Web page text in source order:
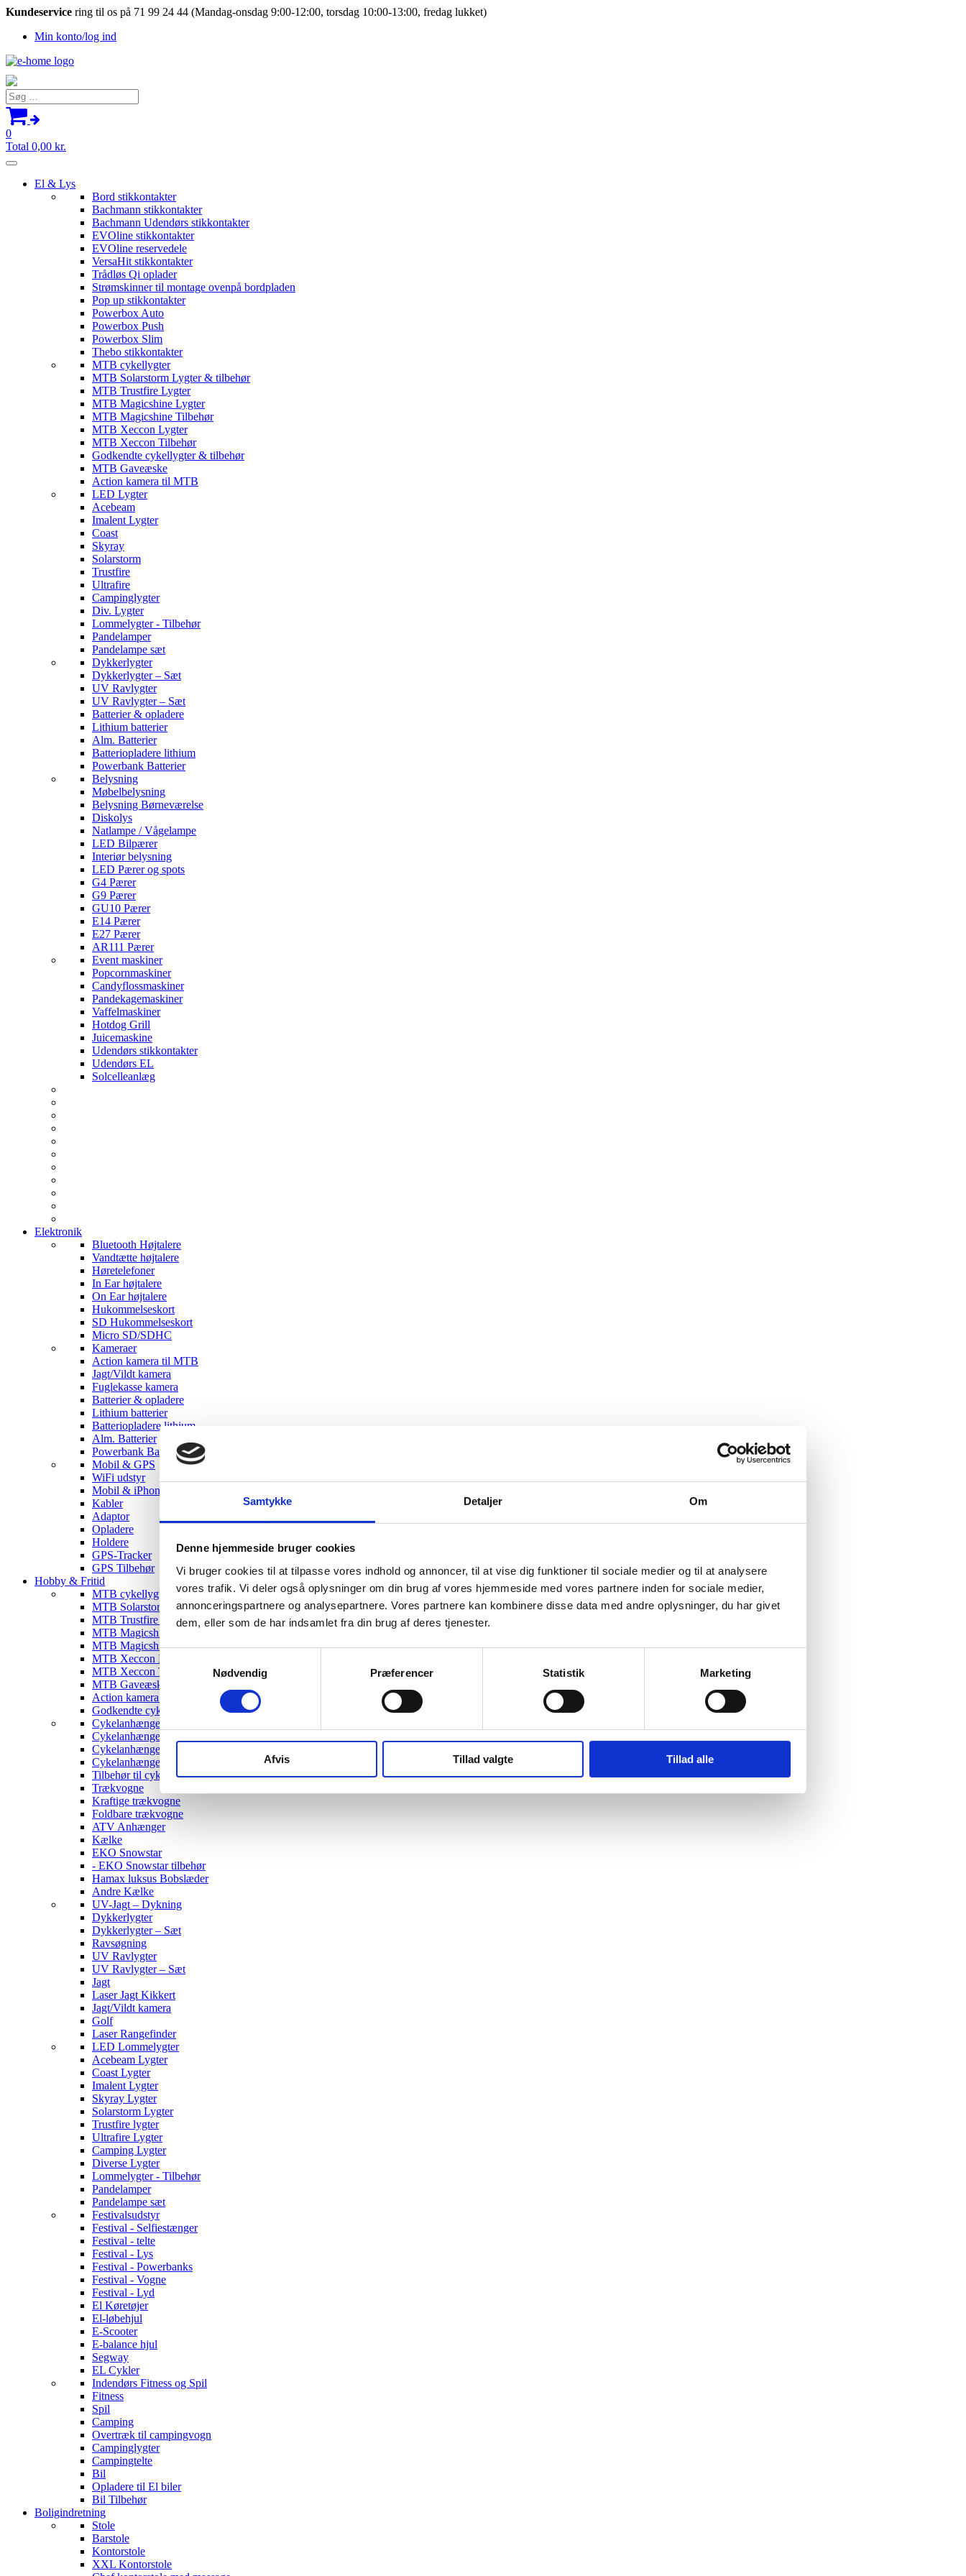
Samtykke Detaljer Om
Denne hjemmeside bruger cookies
Vi bruger cookies til at tilpasse vores indhold og annoncer, til at vise dig funktioner til sociale medier og til at analysere
vores trafik. Vi deler også oplysninger om din brug af vores hjemmeside med vores partnere inden for sociale medier,
annonceringspartnere og analysepartnere. Vores partnere kan kombinere disse data med andre oplysninger, du har givet
dem, eller som de har indsamlet fra din brug af deres tjenester.
Samtykkevalg
Nødvendig
Præferencer Statistik Marketing
Afvis Tillad valgte Tillad alle
Kundeservice ring til os på 71 99 24 44 (Mandag-onsdag 9:00-12:00, torsdag 10:00-13:00, fredag lukket)
Min konto/log ind
Søg
efter:
0
Total 0,00 kr.
El & Lys
Bord stikkontakter
Bachmann stikkontakter
Bachmann Udendørs stikkontakter
EVOline stikkontakter
EVOline reservedele
VersaHit stikkontakter
Trådløs Qi oplader
Strømskinner til montage ovenpå bordpladen
Pop up stikkontakter
Powerbox Auto
Powerbox Push
Powerbox Slim
Thebo stikkontakter
MTB cykellygter
MTB Solarstorm Lygter & tilbehør
MTB Trustfire Lygter
MTB Magicshine Lygter
MTB Magicshine Tilbehør
MTB Xeccon Lygter
MTB Xeccon Tilbehør
Godkendte cykellygter & tilbehør
MTB Gaveæske
Action kamera til MTB
LED Lygter
Acebeam
Imalent Lygter
Coast
Skyray
Solarstorm
Trustfire
Ultrafire
Campinglygter
Div. Lygter
Lommelygter - Tilbehør
Pandelamper
Pandelampe sæt
Dykkerlygter
Dykkerlygter – Sæt
UV Ravlygter
UV Ravlygter – Sæt
Batterier & opladere
Lithium batterier
Alm. Batterier
Batteriopladere lithium
Powerbank Batterier
Belysning
Møbelbelysning
Belysning Børneværelse
Diskolys
Natlampe / Vågelampe
LED Bilpærer
Interiør belysning
LED Pærer og spots
G4 Pærer
G9 Pærer
GU10 Pærer
E14 Pærer
E27 Pærer
AR111 Pærer
Event maskiner
Popcornmaskiner
Candyflossmaskiner
Pandekagemaskiner
Vaffelmaskiner
Hotdog Grill
Juicemaskine
Udendørs stikkontakter
Udendørs EL
Solcelleanlæg
Elektronik
Bluetooth Højtalere
Vandtætte højtalere
Høretelefoner
In Ear højtalere
On Ear højtalere
Hukommelseskort
SD Hukommelseskort
Micro SD/SDHC
Kameraer
Action kamera til MTB
Jagt/Vildt kamera
Fuglekasse kamera
Batterier & opladere
Lithium batterier
Batteriopladere lithium
Alm. Batterier
Powerbank Batterier
Mobil & GPS
WiFi udstyr
Mobil & iPhone tilbehør
Kabler
Adaptor
Opladere
Holdere
GPS-Tracker
GPS Tilbehør
Hobby & Fritid
MTB cykellygter
MTB Solarstorm Lygter & tilbehør
MTB Trustfire Lygter
MTB Magicshine Lygter
MTB Magicshine Tilbehør
MTB Xeccon Lygter
MTB Xeccon Tilbehør
MTB Gaveæske
Action kamera til MTB
Godkendte cykellygter & tilbehør
Cykelanhængere
Cykelanhænger til Børn
Cykelanhænger til hunde
Cykelanhænger Cargo
Tilbehør til cykelanhængere
Trækvogne
Kraftige trækvogne
Foldbare trækvogne
ATV Anhænger
Kælke
EKO Snowstar
- EKO Snowstar tilbehør
Hamax luksus Bobslæder
Andre Kælke
UV-Jagt – Dykning
Dykkerlygter
Dykkerlygter – Sæt
Ravsøgning
UV Ravlygter
UV Ravlygter – Sæt
Jagt
Laser Jagt Kikkert
Jagt/Vildt kamera
Golf
Laser Rangefinder
LED Lommelygter
Acebeam Lygter
Coast Lygter
Imalent Lygter
Skyray Lygter
Solarstorm Lygter
Trustfire lygter
Ultrafire Lygter
Camping Lygter
Diverse Lygter
Lommelygter - Tilbehør
Pandelamper
Pandelampe sæt
Festivalsudstyr
Festival - Selfiestænger
Festival - telte
Festival - Lys
Festival - Powerbanks
Festival - Vogne
Festival - Lyd
El Køretøjer
El-løbehjul
E-Scooter
E-balance hjul
Segway
EL Cykler
Indendørs Fitness og Spil
Fitness
Spil
Camping
Overtræk til campingvogn
Campinglygter
Campingtelte
Bil
Opladere til El biler
Bil Tilbehør
Boligindretning
Stole
Barstole
Kontorstole
XXL Kontorstole